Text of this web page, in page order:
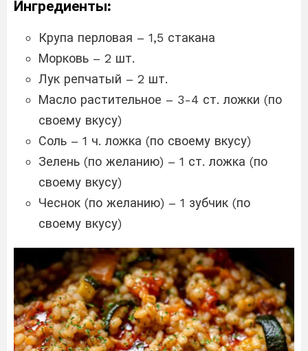
Ингредиенты:
Крупа перловая – 1,5 стакана
Морковь – 2 шт.
Лук репчатый – 2 шт.
Масло растительное – 3-4 ст. ложки (по
своему вкусу)
Соль – 1 ч. ложка (по своему вкусу)
Зелень (по желанию) – 1 ст. ложка (по
своему вкусу)
Чеснок (по желанию) – 1 зубчик (по
своему вкусу)